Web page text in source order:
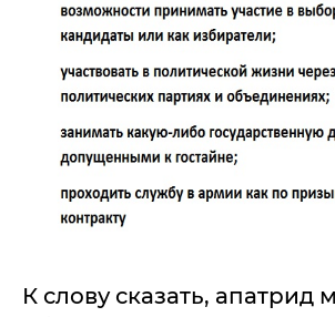
К слову сказать, апатрид